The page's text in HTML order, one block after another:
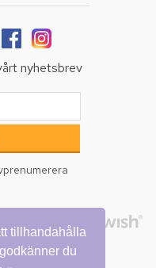
tillhandahålla
du
nyhetsbrev